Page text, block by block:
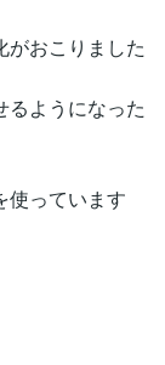
がおこりました
るようになった
使っています